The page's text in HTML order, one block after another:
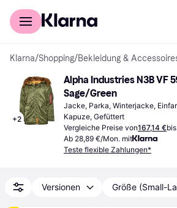
Für Shopper
Klarna/Shopping/Bekleidung &
+2
Alpha Industries N3B VF
Sage/Green
Jacke, Parka, Winterjacke,
Kapuze, Gefüttert
Vergleiche Preise von167,14 €bis
Ab 28,89 €/Mon. mit
Teste flexible Zahlungen*
Versionen Größe (Small-